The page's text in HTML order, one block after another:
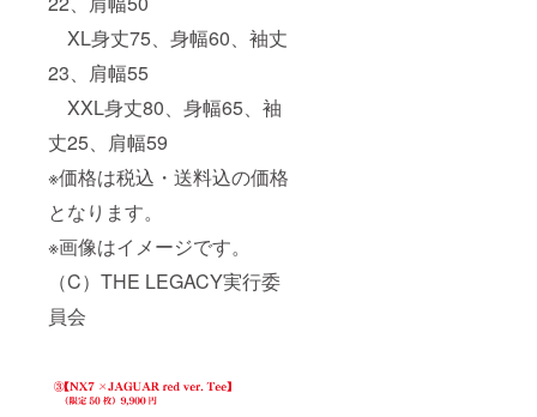
XL身丈75、身幅60、袖丈
23、肩幅55
XXL身丈80、身幅65、袖
丈25、肩幅59
※価格は税込・送料込の価格
となります。
※画像はイメージです。
（C）THE LEGACY実行委
員会